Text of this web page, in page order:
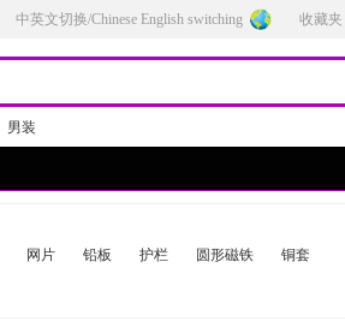
中英文切换/Chinese English switching 收藏夹
男装
网片 铅板 护栏 圆形磁铁 铜套